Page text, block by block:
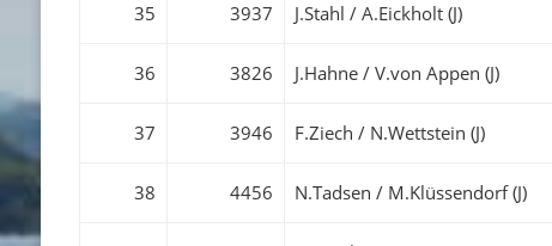
35 3937 J.Stahl / A.Eickholt (J)
36 3826 J.Hahne / V.von Appen (J)
37 3946 F.Ziech / N.Wettstein (J)
38 4456 N.Tadsen / M.Klüssendorf (J)